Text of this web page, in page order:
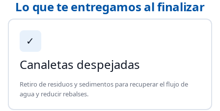
Lo que te entregamos al finalizar
✓
Canaletas despejadas
Retiro de residuos y sedimentos para recuperar el flujo de
agua y reducir rebalses.